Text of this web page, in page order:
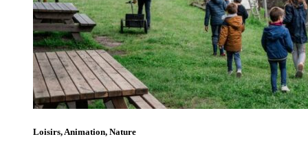
Loisirs, Animation, Nature